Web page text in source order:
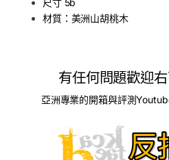
尺寸 5b
材質：美洲山胡桃木
有任何問題歡迎
亞洲專業的開箱與評測